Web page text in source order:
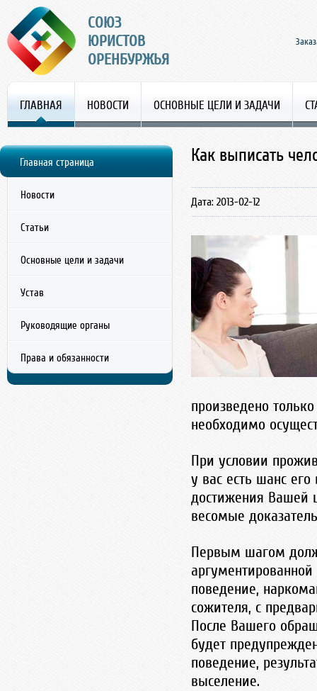
СОЮЗ
ЮРИСТОВ
ОРЕНБУРЖЬЯ
ГЛАВНАЯ НОВОСТИ ОСНОВНЫЕ ЦЕЛИ И ЗАДАЧИ
Главная страница
Новости
Статьи
Основные цели и задачи
Устав
Руководящие органы
Права и обязанности
г. Оренбург, ул. Московская, д.24-410.
info@orenlawer.ru
Как выписать
Дата: 2013-02-12
произведено
необходимо
При условии
у вас есть шанс
достижения Вашей
весомые
Первым шагом
поведение,
сожителя, с
После Вашего
будет
поведение,
выселение.